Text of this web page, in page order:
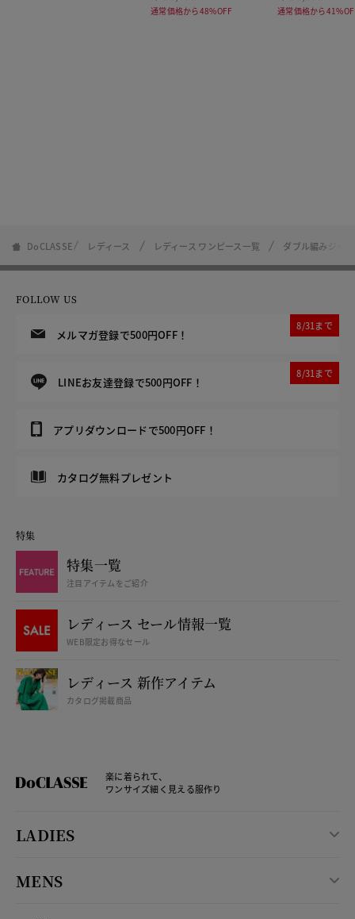
通常価格から48%OFF 通常価格から
DoCLASSE レディース レディース ワンピース一覧 ダブル編みジャ
FOLLOW US
メルマガ登録で500円OFF！
8/31まで
LINEお友達登録で500円OFF！
8/31まで
アプリダウンロードで500円OFF！
カタログ無料プレゼント
特集
特集一覧
注目アイテムをご紹介
レディース セール情報一覧
WEB限定お得なセール
レディース 新作アイテム
カタログ掲載商品
楽に着られて、
ワンサイズ細く見える服作り
LADIES
MENS